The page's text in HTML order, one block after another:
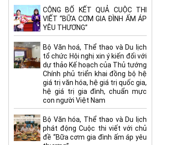
CÔNG BỐ KẾT QUẢ CUỘC THI
VIẾT “BỮA CƠM GIA ĐÌNH ẤM ÁP
YÊU THƯƠNG”
Bộ Văn hoá, Thể thao và Du lịch
tổ chức Hội nghị xin ý kiến đối với
dự thảo Kế hoạch của Thủ tướng
Chính phủ triển khai đồng bộ hệ
giá trị văn hóa, hệ giá trị quốc gia,
hệ giá trị gia đình, chuẩn mực
con người Việt Nam
Bộ Văn hóa, Thể thao và Du lịch
phát động Cuộc thi viết với chủ
đề “Bữa cơm gia đình ấm áp yêu